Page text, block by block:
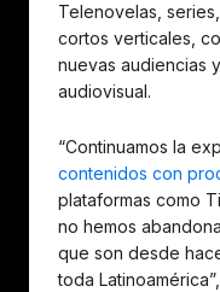
Telenovelas,
cortos verticales,
nuevas audiencias
audiovisual.
“Continuamos la
contenidos con
plataformas como
no hemos
que son desde
toda